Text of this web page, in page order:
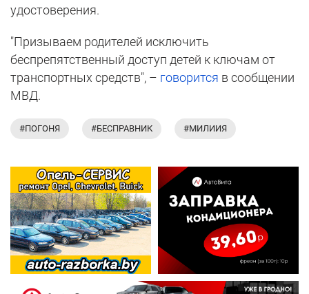
удостоверения.
"Призываем родителей исключить
беспрепятственный доступ детей к ключам от
транспортных средств", – говорится в сообщении
МВД.
#ПОГОНЯ #БЕСПРАВНИК #МИЛИИЯ